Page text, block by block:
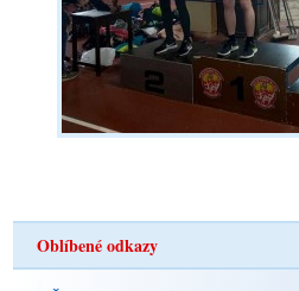
Oblíbené odkazy